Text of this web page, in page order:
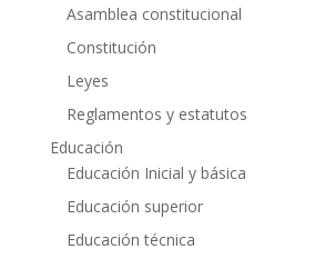
Asamblea constitucional
Constitución
Leyes
Reglamentos y estatutos
Educación
Educación Inicial y básica
Educación superior
Educación técnica